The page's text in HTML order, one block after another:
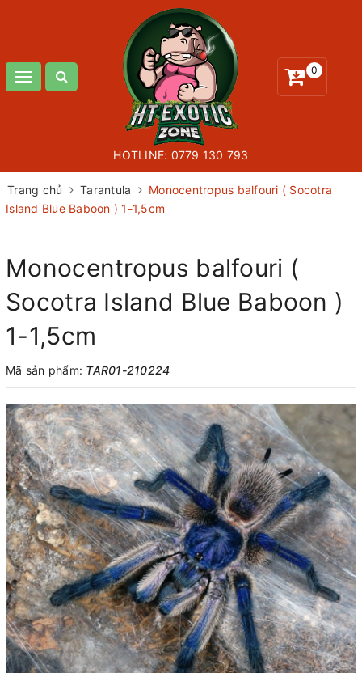
Toggle
0
HOTLINE: 0779 130 793
Trang chủ Tarantula
Monocentropus balfouri ( Socotra
Island Blue Baboon ) 1-1,5cm
Monocentropus balfouri (
Socotra Island Blue Baboon )
1-1,5cm
Mã sản phẩm: TAR01-210224